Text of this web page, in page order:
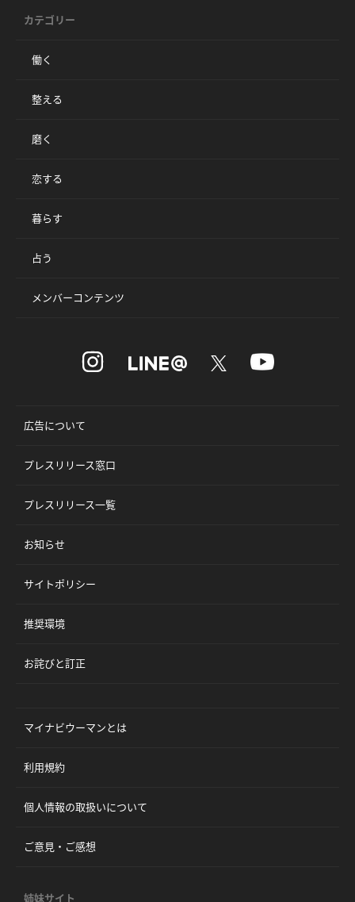
カテゴリー
働く
整える
磨く
恋する
暮らす
占う
メンバーコンテンツ
広告について
プレスリリース窓口
プレスリリース一覧
お知らせ
サイトポリシー
推奨環境
お詫びと訂正
マイナビウーマンとは
利用規約
個人情報の取扱いについて
ご意見・ご感想
姉妹サイト